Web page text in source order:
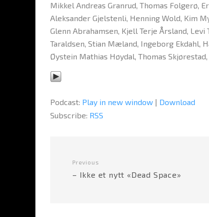
Mikkel Andreas Granrud, Thomas Folgerø,
Aleksander Gjelstenli, Henning Wold, Kim
Glenn Abrahamsen, Kjell Terje Årsland,
Taraldsen, Stian Mæland, Ingeborg Ekdahl,
Øystein Mathias Høydal, Thomas
Podcast: Play in new window | Download
Subscribe: RSS
Previous
– Ikke et nytt «Dead Space»